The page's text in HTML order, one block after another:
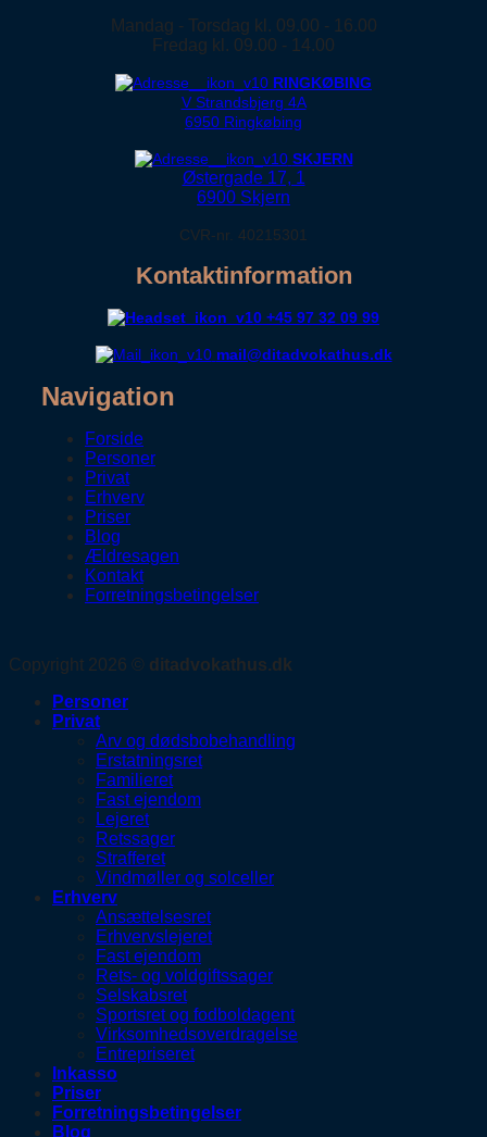
Mandag - Torsdag kl. 09.00 - 16.00
Fredag kl. 09.00 - 14.00
RINGKØBING
V Strandsbjerg 4A
6950 Ringkøbing
SKJERN
Østergade 17, 1
6900 Skjern
CVR-nr. 40215301
Kontaktinformation
+45 97 32 09 99
mail@ditadvokathus.dk
Navigation
Forside
Personer
Privat
Erhverv
Priser
Blog
Ældresagen
Kontakt
Forretningsbetingelser
Copyright 2026 © ditadvokathus.dk
Personer
Privat
Arv og dødsbobehandling
Erstatningsret
Familieret
Fast ejendom
Lejeret
Retssager
Strafferet
Vindmøller og solceller
Erhverv
Ansættelsesret
Erhvervslejeret
Fast ejendom
Rets- og voldgiftssager
Selskabsret
Sportsret og fodboldagent
Virksomhedsoverdragelse
Entrepriseret
Inkasso
Priser
Forretningsbetingelser
Blog